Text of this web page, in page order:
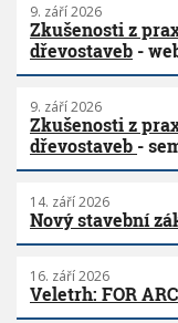
9. září 2026
Zkušenosti z
dřevostaveb -
9. září 2026
Zkušenosti z
dřevostaveb -
14. září 2026
Nový stavební
16. září 2026
Veletrh: FOR